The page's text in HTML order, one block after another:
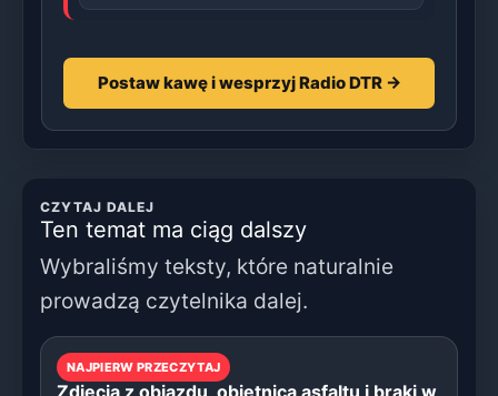
Postaw kawę i wesprzyj Radio DTR →
CZYTAJ DALEJ
Ten temat ma ciąg dalszy
Wybraliśmy teksty, które naturalnie
prowadzą czytelnika dalej.
NAJPIERW PRZECZYTAJ
Zdjęcia z objazdu, obietnica asfaltu i braki w